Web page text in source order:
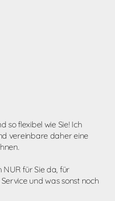
so flexibel wie Sie! Ich
vereinbare daher eine
NUR für Sie da, für
und was sonst noch